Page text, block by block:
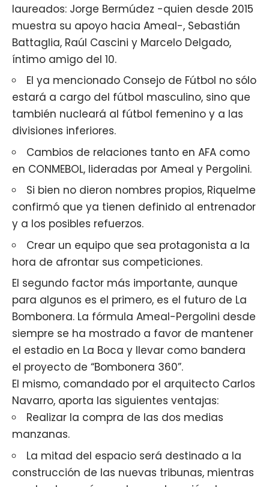
laureados: Jorge Bermúdez -quien desde 2015
muestra su apoyo hacia Ameal-, Sebastián
Battaglia, Raúl Cascini y Marcelo Delgado,
íntimo amigo del 10.
El ya mencionado Consejo de Fútbol no sólo
estará a cargo del fútbol masculino, sino que
también nucleará al fútbol femenino y a las
divisiones inferiores.
Cambios de relaciones tanto en AFA como
en CONMEBOL, lideradas por Ameal y Pergolini.
Si bien no dieron nombres propios, Riquelme
confirmó que ya tienen definido al entrenador
y a los posibles refuerzos.
Crear un equipo que sea protagonista a la
hora de afrontar sus competiciones.
El segundo factor más importante, aunque
para algunos es el primero, es el futuro de La
Bombonera. La fórmula Ameal-Pergolini desde
siempre se ha mostrado a favor de mantener
el estadio en La Boca y llevar como bandera
el proyecto de “Bombonera 360”.
El mismo, comandado por el arquitecto Carlos
Navarro, aporta las siguientes ventajas:
Realizar la compra de las dos medias
manzanas.
La mitad del espacio será destinado a la
construcción de las nuevas tribunas, mientras